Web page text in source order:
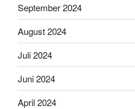
September 2024
August 2024
Juli 2024
Juni 2024
April 2024